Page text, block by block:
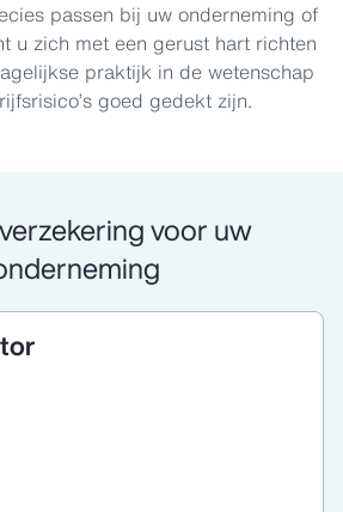
passen bij uw onderneming of
u zich met een gerust hart richten
praktijk in de wetenschap
goed gedekt zijn.
voor uw